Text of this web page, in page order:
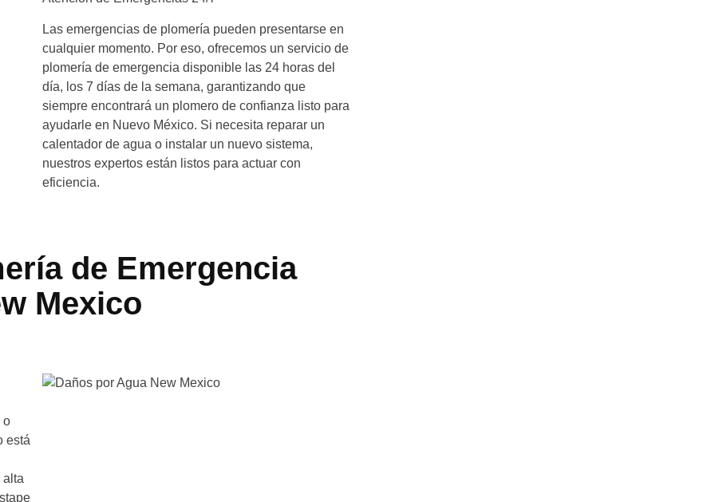
Las emergencias de plomería pueden presentarse en
cualquier momento. Por eso, ofrecemos un servicio de
plomería de emergencia disponible las 24 horas del
día, los 7 días de la semana, garantizando que
siempre encontrará un plomero de confianza listo para
ayudarle en Nuevo México. Si necesita reparar un
calentador de agua o instalar un nuevo sistema,
nuestros expertos están listos para actuar con
eficiencia.
de Emergencia
Mexico
o
está
alta